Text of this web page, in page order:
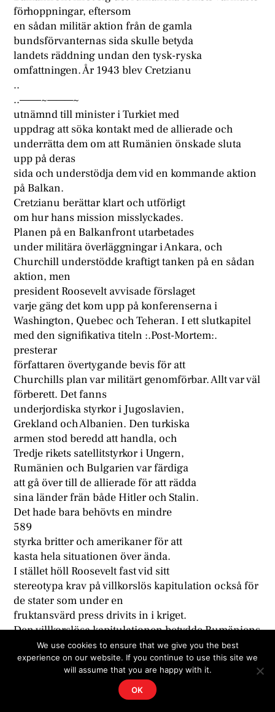
förhoppningar, eftersom
en sådan militär aktion från de gamla
bundsförvanternas sida skulle betyda
landets räddning undan den tysk-ryska
omfattningen. År 1943 blev Cretzianu
..
..——–~———~
utnämnd till minister i Turkiet med
uppdrag att söka kontakt med de allierade och
underrätta dem om att Rumänien önskade sluta
upp på deras
sida och understödja dem vid en kommande aktion
på Balkan.
Cretzianu berättar klart och utförligt
om hur hans mission misslyckades.
Planen på en Balkanfront utarbetades
under militära överläggningar i Ankara, och
Churchill understödde kraftigt tanken på en sådan
aktion, men
president Roosevelt avvisade förslaget
varje gäng det kom upp på konferenserna i
Washington, Quebec och Teheran. I ett slutkapitel
med den signifikativa titeln :.Post-Mortem:.
presterar
författaren övertygande bevis för att
Churchills plan var militärt genomförbar. Allt var väl
förberett. Det fanns
underjordiska styrkor i Jugoslavien,
Grekland och Albanien. Den turkiska
armen stod beredd att handla, och
Tredje rikets satellitstyrkor i Ungern,
Rumänien och Bulgarien var färdiga
att gå över till de allierade för att rädda
sina länder frän både Hitler och Stalin.
Det hade bara behövts en mindre
589
styrka britter och amerikaner för att
kasta hela situationen över ända.
I stället höll Roosevelt fast vid sitt
stereotypa krav på villkorslös kapitulation också för
de stater som under en
fruktansvärd press drivits in i kriget.
Den villkorslösa kapitulationen betydde Rumäniens
undergäng som fri
stat. Efter misslyckade konferenser
med Sovjet – bl. a. i Stockholm i december 1943 -
ur kriget hösten 1944. Under fasansfulla illdåd
We use cookies to ensure that we give you the best
experience on our website. If you continue to use this site we
will assume that you are happy with it.
OK